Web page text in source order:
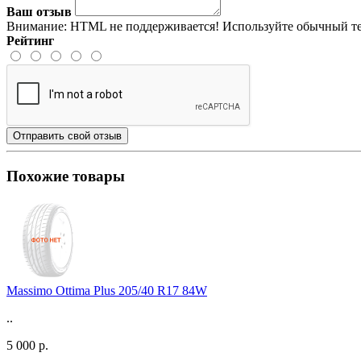
Ваш отзыв
Внимание: HTML не поддерживается! Используйте обычный
Рейтинг
Отправить свой отзыв
Похожие товары
Massimo Ottima Plus 205/40 R17 84W
..
5 000 р.